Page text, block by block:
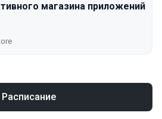
магазина приложений
Расписание